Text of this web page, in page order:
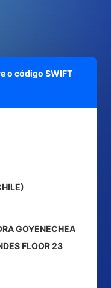
o código SWIFT
GOYENECHEA
FLOOR 23